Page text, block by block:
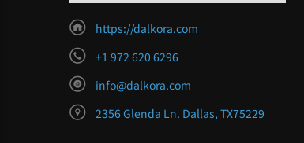
https://dalkora.com
+1 972 620 6296
info@dalkora.com
2356 Glenda Ln. Dallas, TX75229